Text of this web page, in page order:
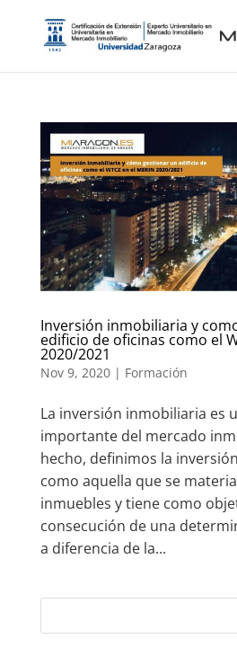
Inversión inmobiliaria y
edificio de oficinas como el
2020/2021
Nov 9, 2020| Formación
La inversión inmobiliaria es
importante del mercado
hecho, definimos la
como aquella que se
inmuebles y tiene como
consecución de una
a diferencia de la...